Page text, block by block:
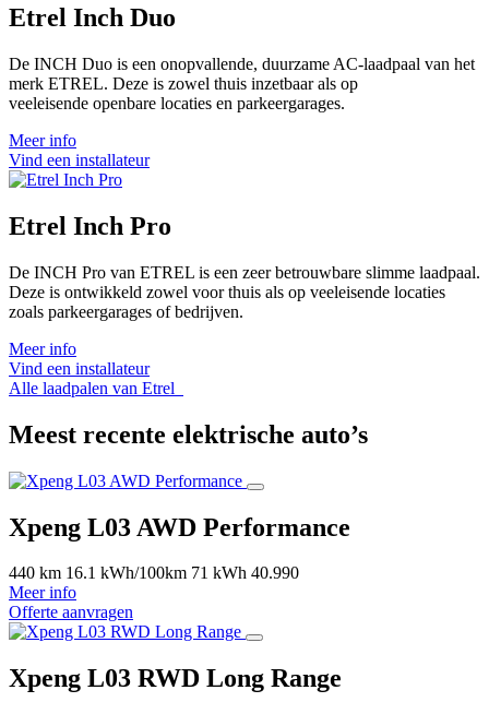
Etrel Inch Duo
De INCH Duo is een onopvallende, duurzame AC-laadpaal van het
merk ETREL. Deze is zowel thuis inzetbaar als op
veeleisende openbare locaties en parkeergarages.
Meer info
Vind een installateur
Etrel Inch Pro
De INCH Pro van ETREL is een zeer betrouwbare slimme laadpaal.
Deze is ontwikkeld zowel voor thuis als op veeleisende locaties
zoals parkeergarages of bedrijven.
Meer info
Vind een installateur
Alle laadpalen van Etrel
Meest recente elektrische auto’s
Xpeng L03 AWD Performance
440 km 16.1 kWh/100km 71 kWh 40.990
Meer info
Offerte aanvragen
Xpeng L03 RWD Long Range